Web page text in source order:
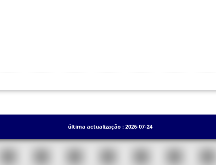
última actualização : 2026-07-24